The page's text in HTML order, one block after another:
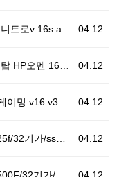
04.12
로v 16s ai a…
04.12
오멘 16L tg…
04.12
밍 v16 v360…
04.12
32기가/ss…
04.12
32기가/…